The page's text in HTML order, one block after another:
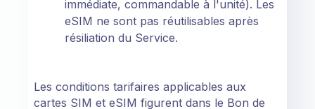
immédiate, commandable à l'unité). Les
eSIM ne sont pas réutilisables après
résiliation du Service.
Les conditions tarifaires applicables aux
cartes SIM et eSIM figurent dans le Bon de